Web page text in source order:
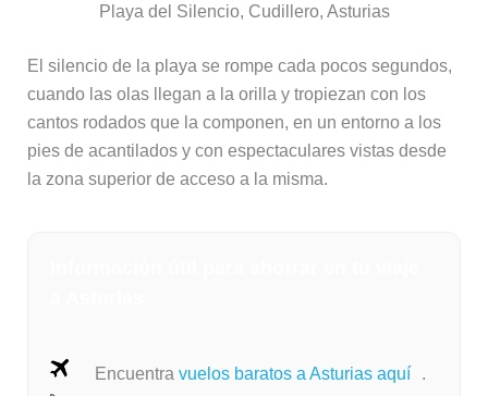
Playa del Silencio, Cudillero, Asturias
El silencio de la playa se rompe cada pocos segundos,
cuando las olas llegan a la orilla y tropiezan con los
cantos rodados que la componen, en un entorno a los
pies de acantilados y con espectaculares vistas desde
la zona superior de acceso a la misma.
Encuentra vuelos baratos a Asturias aquí
.